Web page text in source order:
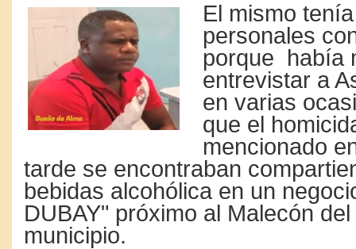
El mismo
personales
porque había
entrevistar a
en varias
que el
mencionado
tarde se encontraban
bebidas alcohólica en un
DUBAY" próximo al Malecón
municipio.